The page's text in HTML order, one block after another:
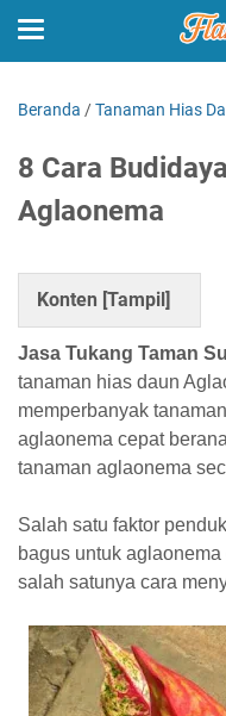
Beranda /Tanaman Hias
8 Cara
Aglaonema
Konten [Tampil]
Jasa Tukang Taman
tanaman hias daun
memperbanyak
aglaonema cepat
tanaman aglaonema
Salah satu faktor
bagus untuk
salah satunya cara